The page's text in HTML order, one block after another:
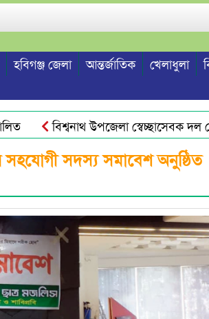
হবিগঞ্জ জেলা আন্তর্জাতিক খেলাধুলা
বিশ্বনাথ উপজেলা স্বেচ্ছাসেবক দল
সহযোগী সদস্য সমাবেশ অনুষ্ঠিত